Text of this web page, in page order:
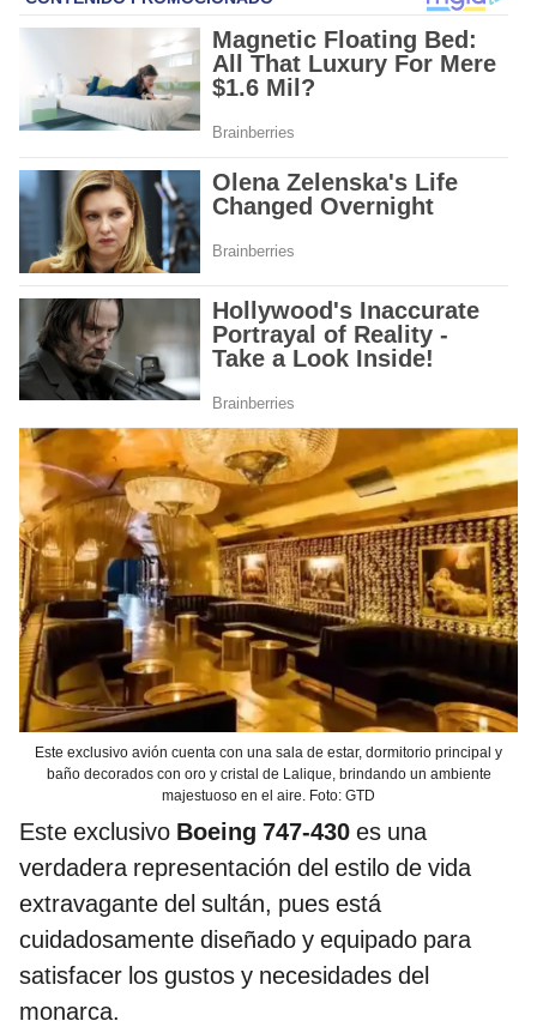
Este exclusivo avión cuenta con una sala de estar, dormitorio principal y
baño decorados con oro y cristal de Lalique, brindando un ambiente
majestuoso en el aire. Foto: GTD
Este exclusivo Boeing 747-430 es una
verdadera representación del estilo de vida
extravagante del sultán, pues está
cuidadosamente diseñado y equipado para
satisfacer los gustos y necesidades del
monarca.